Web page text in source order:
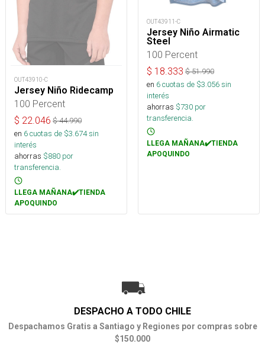
OUT43910-C
Jersey Niño Ridecamp
100 Percent
$ 22.046 $44.990
en 6cuotas de $3.674sin
interés
ahorras $880 por
transferencia.
LLEGA MAÑANA✔️TIENDA
APOQUINDO
OUT43911-C
Jersey Niño Airmatic
Steel
100 Percent
$ 18.333 $51.990
en 6cuotas de $3.056sin
interés
ahorras $730 por
transferencia.
LLEGA MAÑANA✔️TIENDA
APOQUINDO
DESPACHO A TODO CHILE
Despachamos Gratis a Santiago y Regiones por compras sobre
$150.000